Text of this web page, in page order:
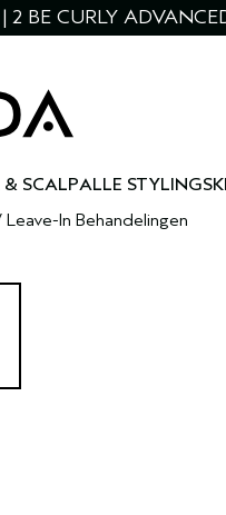
2 BE CURLY
SCALPALLE STYLING
Leave-In Behandelingen